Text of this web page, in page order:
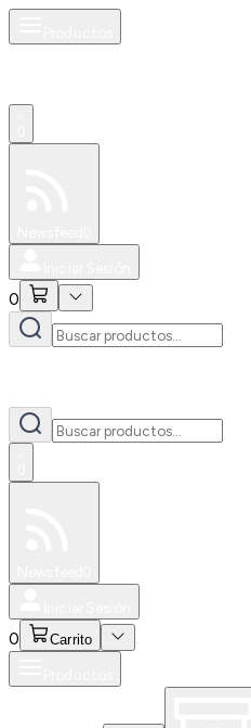
0
0 Carrito